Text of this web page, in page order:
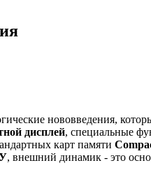
нововведения,
дисплей, специальные
карт памяти
, внешний динамик - это